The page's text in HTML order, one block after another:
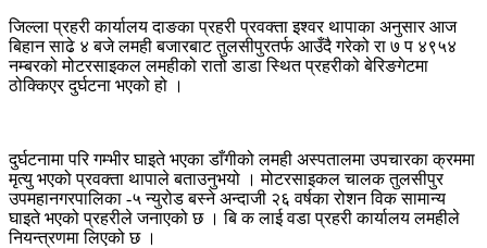
जिल्ला प्रहरी कार्यालय दाङका प्रहरी प्रवक्ता इश्वर थापाका अनुसार आज
बिहान साढे ४ बजे लमही बजारबाट तुलसीपुरतर्फ आउँदै गरेको रा ७ प ४९५४
नम्बरको मोटरसाइकल लमहीको रातो डाडा स्थित प्रहरीको बेरिङगेटमा
ठोक्किएर दुर्घटना भएको हो ।
दुर्घटनामा परि गम्भीर घाइते भएका डाँगीको लमही अस्पतालमा उपचारका क्रममा
मृत्यु भएको प्रवक्ता थापाले बताउनुभयो । मोटरसाइकल चालक तुलसीपुर
उपमहानगरपालिका -५ न्युरोड बस्ने अन्दाजी २६ वर्षका रोशन विक सामान्य
घाइते भएको प्रहरीले जनाएको छ । बि क लाई वडा प्रहरी कार्यालय लमहीले
नियन्त्रणमा लिएको छ ।